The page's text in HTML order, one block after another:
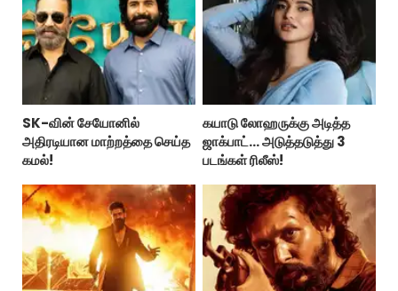
SK-வின் சேயோனில்
அதிரடியான மாற்றத்தை செய்த
கமல்!
கயாடு லோஹருக்கு அடித்த
ஜாக்பாட்... அடுத்தடுத்து 3
படங்கள் ரிலீஸ்!